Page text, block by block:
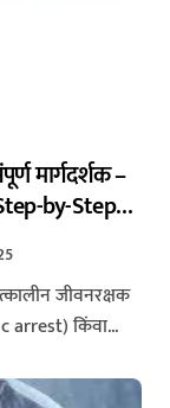
मार्गदर्शक –
by-Step
arrest) किंवा...